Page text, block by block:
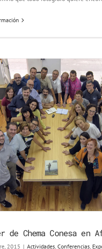
de Chema Conesa en
2015 | Actividades Conferencias